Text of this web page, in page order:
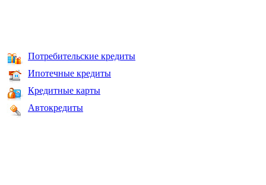
Потребительские кредиты
Ипотечные кредиты
Кредитные карты
Автокредиты